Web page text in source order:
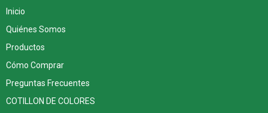
Inicio
Quiénes Somos
Productos
Cómo Comprar
Preguntas Frecuentes
COTILLON DE COLORES